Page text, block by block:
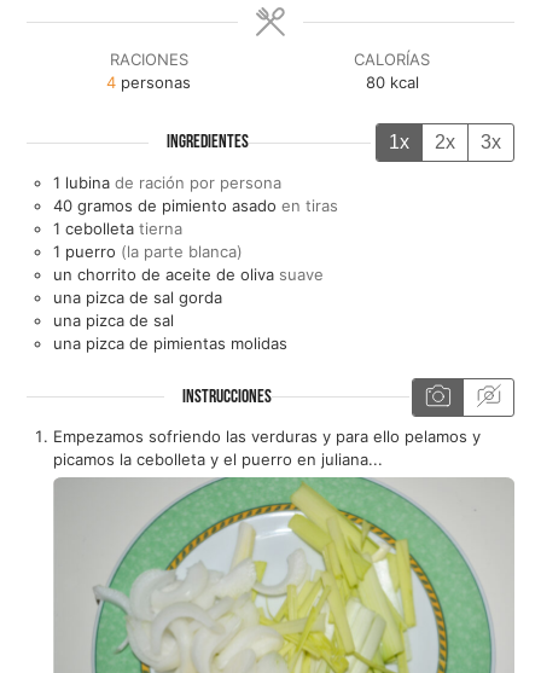
RACIONES
4 personas
CALORÍAS
80 kcal
INGREDIENTES 1x 2x 3x
1 lubina de ración por persona
40 gramos de pimiento asado en tiras
1 cebolleta tierna
1 puerro (la parte blanca)
un chorrito de aceite de oliva suave
una pizca de sal gorda
una pizca de sal
una pizca de pimientas molidas
INSTRUCCIONES
Empezamos sofriendo las verduras y para ello pelamos y
picamos la cebolleta y el puerro en juliana...